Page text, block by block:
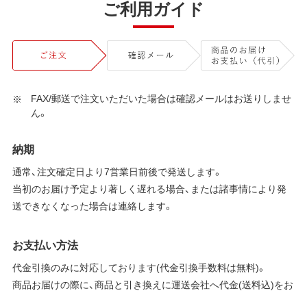
ご利用ガイド
FAX/郵送で注文いただいた場合は確認メールはお送りしませ
ん。
納期
通常、注文確定日より7営業日前後で発送します。
当初のお届け予定より著しく遅れる場合、または諸事情により発
送できなくなった場合は連絡します。
お支払い方法
代金引換のみに対応しております(代金引換手数料は無料)。
商品お届けの際に、商品と引き換えに運送会社へ代金(送料込)をお